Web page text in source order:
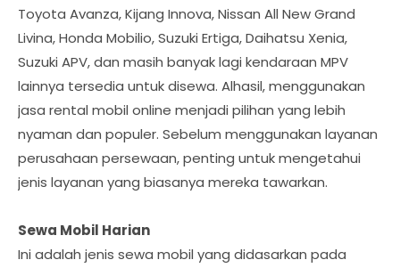
Toyota Avanza, Kijang Innova, Nissan All New Grand
Livina, Honda Mobilio, Suzuki Ertiga, Daihatsu Xenia,
Suzuki APV, dan masih banyak lagi kendaraan MPV
lainnya tersedia untuk disewa. Alhasil, menggunakan
jasa rental mobil online menjadi pilihan yang lebih
nyaman dan populer. Sebelum menggunakan layanan
perusahaan persewaan, penting untuk mengetahui
jenis layanan yang biasanya mereka tawarkan.
Sewa Mobil Harian
Ini adalah jenis sewa mobil yang didasarkan pada